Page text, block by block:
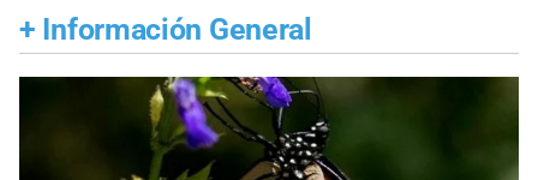
+ Información General